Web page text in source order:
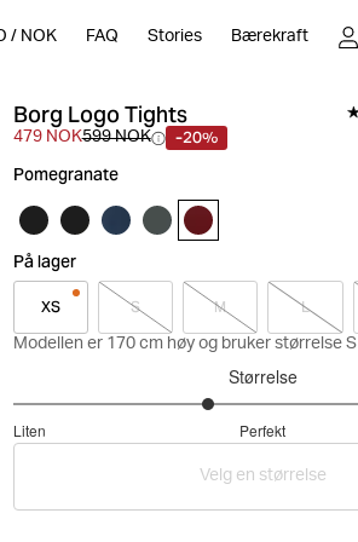
/ NOK FAQ Stories Bærekraft
Borg Logo Tights
479 NOK599 NOK -20%
Pomegranate
På lager
XS S M L
Modellen er 170 cm høy og bruker størrelse S
Størrelse
Liten Perfekt
av
Basert
9
Velg en størrelse